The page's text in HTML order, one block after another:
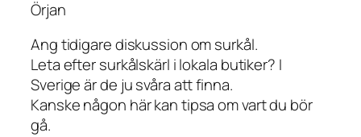
Örjan
Ang tidigare diskussion om surkål.
Leta efter surkålskärl i lokala butiker? I
Sverige är de ju svåra att finna.
Kanske någon här kan tipsa om vart du bör
gå.